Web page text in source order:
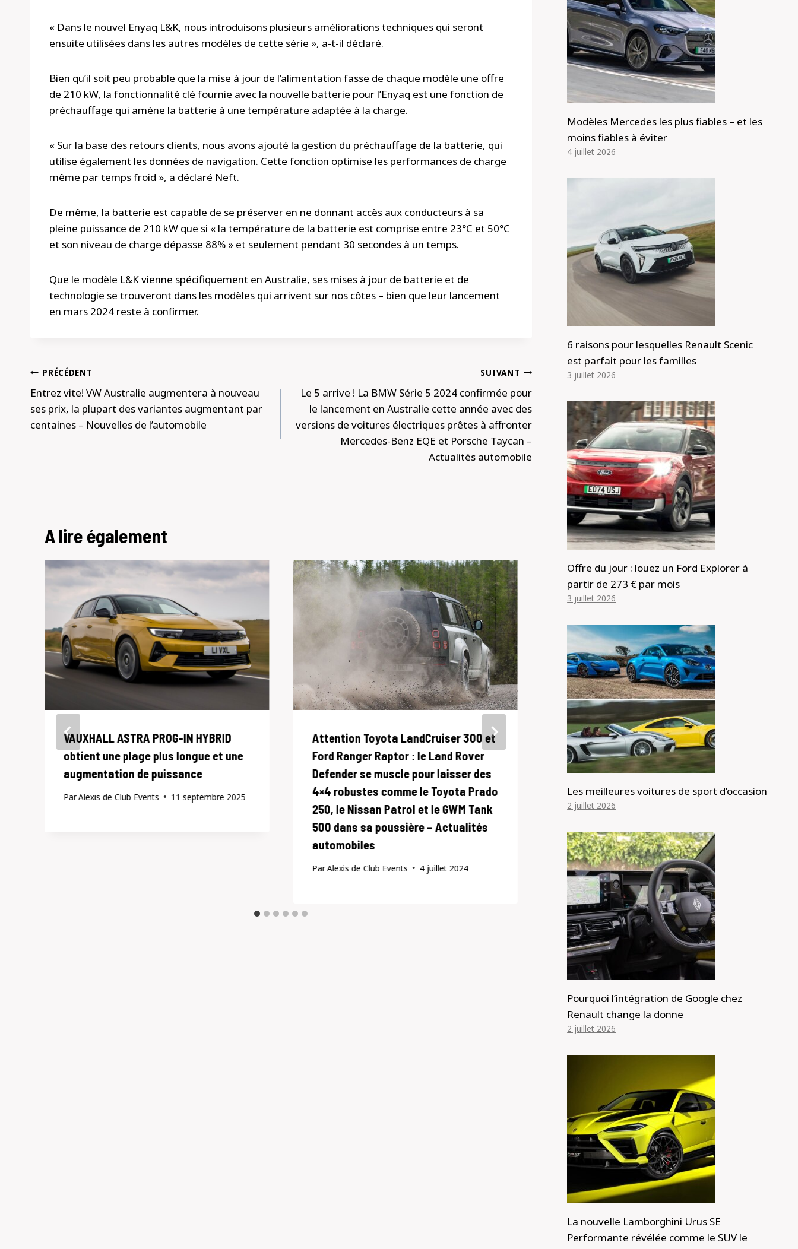
« Dans le nouvel Enyaq L&K, nous introduisons plusieurs améliorations techniques qui seront
ensuite utilisées dans les autres modèles de cette série », a-t-il déclaré.
Bien qu’il soit peu probable que la mise à jour de l’alimentation fasse de chaque modèle une offre
de 210 kW, la fonctionnalité clé fournie avec la nouvelle batterie pour l’Enyaq est une fonction de
préchauffage qui amène la batterie à une température adaptée à la charge.
« Sur la base des retours clients, nous avons ajouté la gestion du préchauffage de la batterie, qui
utilise également les données de navigation. Cette fonction optimise les performances de charge
même par temps froid », a déclaré Neft.
De même, la batterie est capable de se préserver en ne donnant accès aux conducteurs à sa
pleine puissance de 210 kW que si « la température de la batterie est comprise entre 23°C et 50°C
et son niveau de charge dépasse 88% » et seulement pendant 30 secondes à un temps.
Que le modèle L&K vienne spécifiquement en Australie, ses mises à jour de batterie et de
technologie se trouveront dans les modèles qui arrivent sur nos côtes – bien que leur lancement
en mars 2024 reste à confirmer.
Navigation
de
l’article
PRÉCÉDENT
Entrez vite! VW Australie augmentera à nouveau
ses prix, la plupart des variantes augmentant par
centaines – Nouvelles de l’automobile
SUIVANT
Le 5 arrive ! La BMW Série 5 2024 confirmée pour
le lancement en Australie cette année avec des
versions de voitures électriques prêtes à affronter
Mercedes-Benz EQE et Porsche Taycan –
Actualités automobile
A lire également
VAUXHALL ASTRA PROG-IN HYBRID
obtient une plage plus longue et une
augmentation de puissance
ParAlexis de Club Events 11 septembre 2025
Attention Toyota LandCruiser 300 et
Ford Ranger Raptor : le Land Rover
Defender se muscle pour laisser des
4×4 robustes comme le Toyota Prado
250, le Nissan Patrol et le GWM Tank
500 dans sa poussière – Actualités
automobiles
ParAlexis de Club Events 4 juillet 2024
Volkswagen Golf GTI Test à long
terme
Modèles Mercedes les plus fiables – et les
moins fiables à éviter
4 juillet 2026
6 raisons pour lesquelles Renault Scenic
est parfait pour les familles
3 juillet 2026
Offre du jour : louez un Ford Explorer à
partir de 273 € par mois
3 juillet 2026
Les meilleures voitures de sport d’occasion
2 juillet 2026
Pourquoi l’intégration de Google chez
Renault change la donne
2 juillet 2026
La nouvelle Lamborghini Urus SE
Performante révélée comme le SUV le